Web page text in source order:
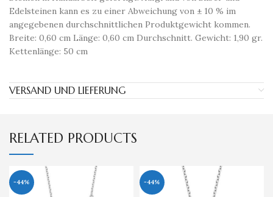
Edelsteinen kann es zu einer Abweichung von ± 10 % im
angegebenen durchschnittlichen Produktgewicht kommen.
Breite: 0,60 cm Länge: 0,60 cm Durchschnitt. Gewicht: 1,90 gr.
Kettenlänge: 50 cm
VERSAND UND LIEFERUNG
RELATED PRODUCTS
-44% -44%